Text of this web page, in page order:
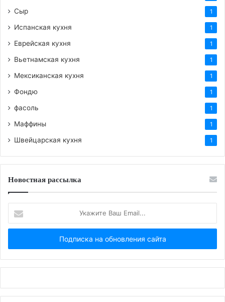
Сыр 1
Испанская кухня 1
Еврейская кухня 1
Вьетнамская кухня 1
Мексиканская кухня 1
Фондю 1
фасоль 1
Маффины 1
Швейцарская кухня 1
Новостная рассылка
Ваш
Email...